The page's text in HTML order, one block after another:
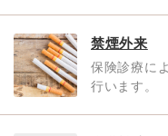
禁煙外来
保険診療に
行います。